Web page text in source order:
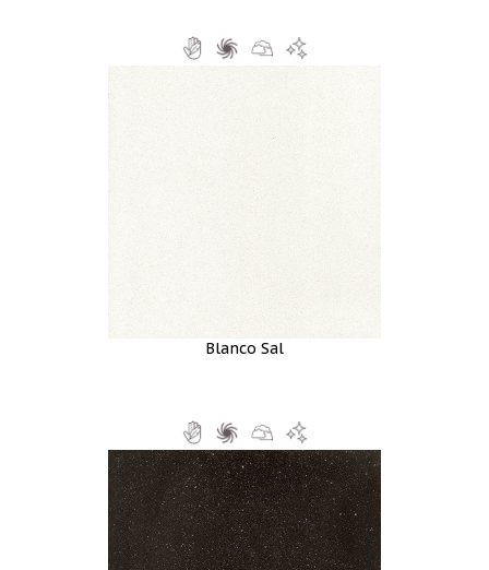
Blanco Sal